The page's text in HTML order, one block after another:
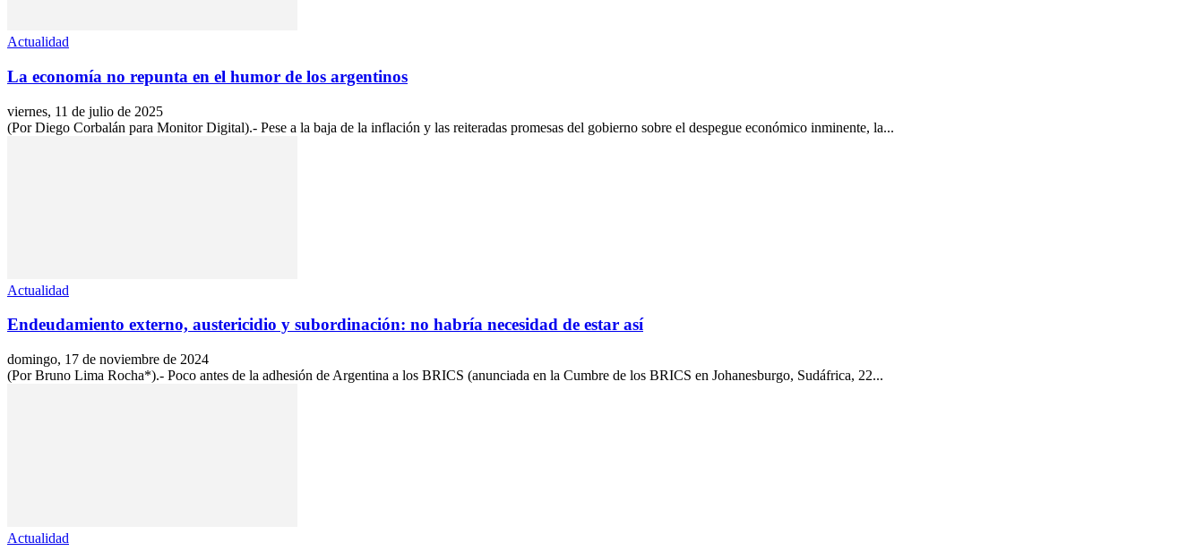
Actualidad
La economía no repunta en el humor de los argentinos
viernes, 11 de julio de 2025
(Por Diego Corbalán para Monitor Digital).- Pese a la baja de la inflación y las reiteradas promesas del gobierno sobre el despegue económico inminente, la...
Actualidad
Endeudamiento externo, austericidio y subordinación: no habría necesidad de estar así
domingo, 17 de noviembre de 2024
(Por Bruno Lima Rocha*).- Poco antes de la adhesión de Argentina a los BRICS (anunciada en la Cumbre de los BRICS en Johanesburgo, Sudáfrica, 22...
Actualidad